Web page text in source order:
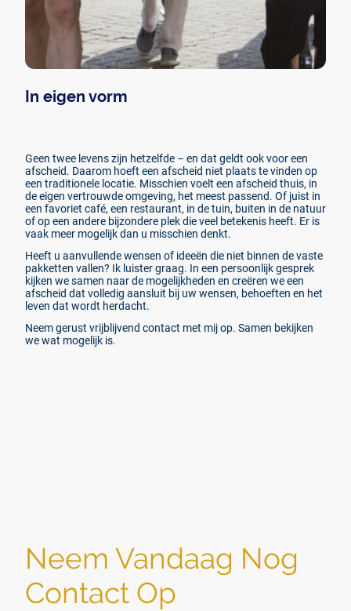
In eigen vorm
Geen twee levens zijn hetzelfde – en dat geldt ook voor een
afscheid. Daarom hoeft een afscheid niet plaats te vinden op
een traditionele locatie. Misschien voelt een afscheid thuis, in
de eigen vertrouwde omgeving, het meest passend. Of juist in
een favoriet café, een restaurant, in de tuin, buiten in de natuur
of op een andere bijzondere plek die veel betekenis heeft. Er is
vaak meer mogelijk dan u misschien denkt.
Heeft u aanvullende wensen of ideeën die niet binnen de vaste
pakketten vallen? Ik luister graag. In een persoonlijk gesprek
kijken we samen naar de mogelijkheden en creëren we een
afscheid dat volledig aansluit bij uw wensen, behoeften en het
leven dat wordt herdacht.
Neem gerust vrijblijvend contact met mij op. Samen bekijken
we wat mogelijk is.
Neem Vandaag Nog
Contact Op